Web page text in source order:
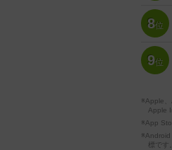
8位
9位
※Apple、
Apple
※App
※Android
標です。